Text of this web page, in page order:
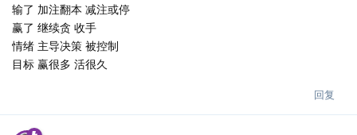
输了 加注翻本 减注或停
赢了 继续贪 收手
情绪 主导决策 被控制
目标 赢很多 活很久
回复